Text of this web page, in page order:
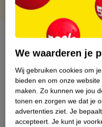
Over dit product
Productinformatie
Nature Impact Score
Dit
Impact
Meer
We waarderen je
Wij gebruiken cookies om
bieden en om onze
maken. Zo kunnen we jou
tonen en zorgen we dat je
advertenties ziet. Je
accepteert. Je kunt je